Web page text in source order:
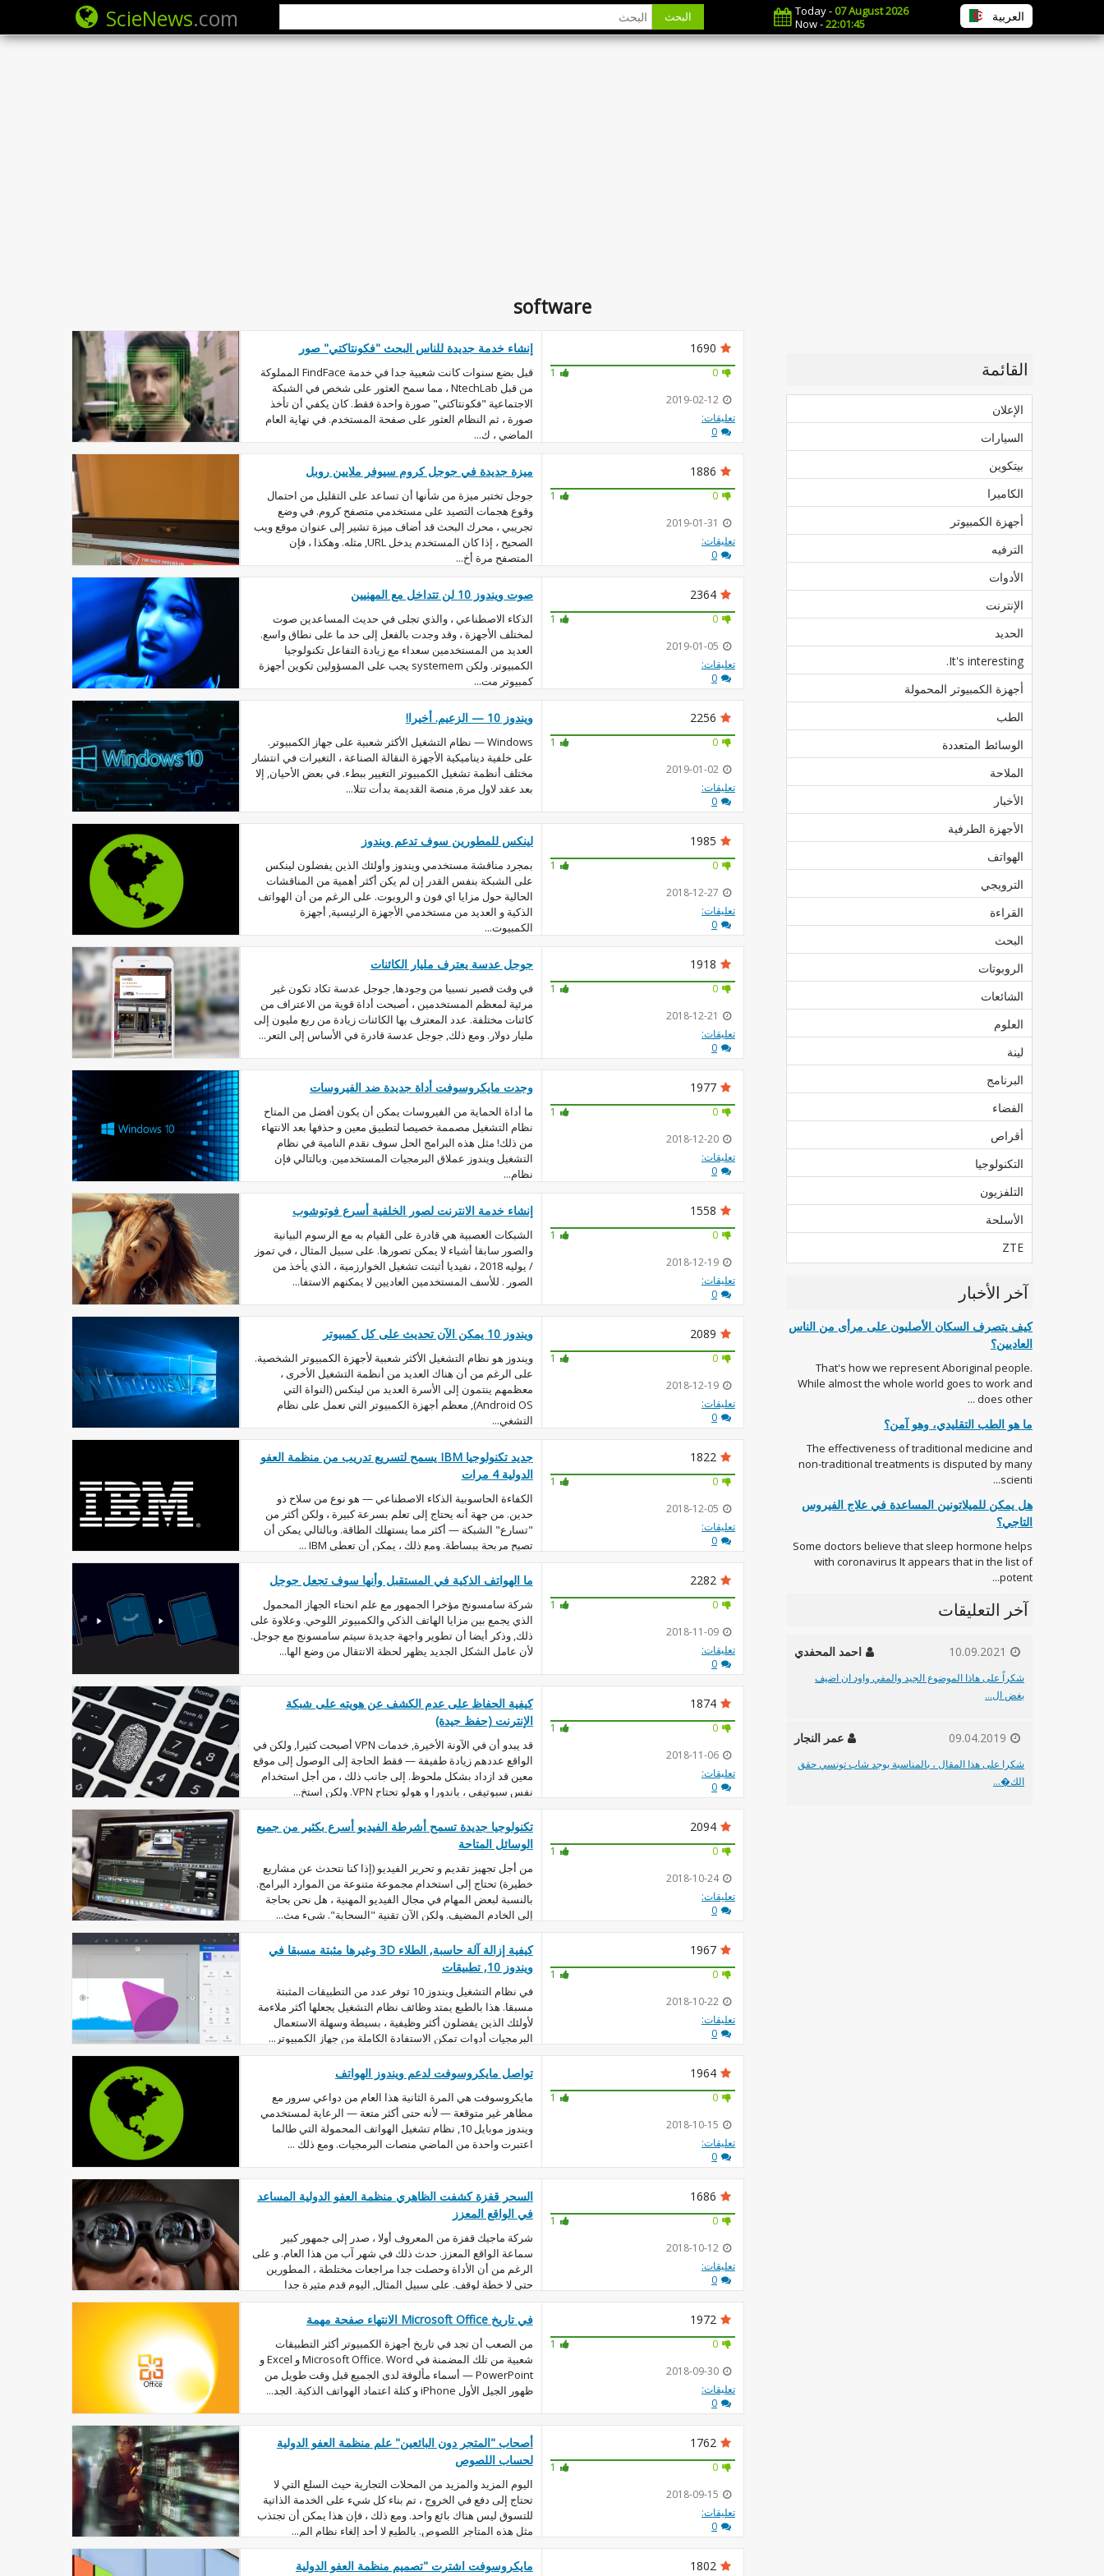
ScieNews.com البحث Today -07 August 2026
Now -22:01:46 العربية
software
إنشاء خدمة جديدة للناس البحث "فكونتاكتي" صور
قبل بضع سنوات كانت شعبية جدا في خدمة FindFace المملوكة
من قبل NtechLab ، مما سمح العثور على شخص في الشبكة
الاجتماعية "فكونتاكتي" صورة واحدة فقط. كان يكفي أن تأخذ
صورة ، ثم النظام العثور على صفحة المستخدم. في نهاية العام
الماضي ، ك...
1690
1
0
2019-02-12
تعليقات:
0
ميزة جديدة في جوجل كروم سيوفر ملايين روبل
جوجل تختبر ميزة من شأنها أن تساعد على التقليل من احتمال
وقوع هجمات التصيد على مستخدمي متصفح كروم. في وضع
تجريبي ، محرك البحث قد أضاف ميزة تشير إلى عنوان موقع ويب
الصحيح ، إذا كان المستخدم يدخل URL, مثله. وهكذا ، فإن
المتصفح مرة أخ...
1886
1
0
2019-01-31
تعليقات:
0
صوت ويندوز 10 لن تتداخل مع المهنيين
الذكاء الاصطناعي ، والذي تجلى في حديث المساعدين صوت
لمختلف الأجهزة ، وقد وجدت بالفعل إلى حد ما على نطاق واسع.
العديد من المستخدمين سعداء مع زيادة التفاعل تكنولوجيا
الكمبيوتر. ولكن systemem يجب على المسؤولين تكوين أجهزة
كمبيوتر مت...
2364
1
0
2019-01-05
تعليقات:
0
ويندوز 10 — الزعيم. أخيرا!
Windows — نظام التشغيل الأكثر شعبية على جهاز الكمبيوتر.
على خلفية ديناميكية الأجهزة النقالة الصناعة ، التغيرات في انتشار
مختلف أنظمة تشغيل الكمبيوتر التغيير ببطء. في بعض الأحيان, إلا
بعد عقد لاول مرة, منصة القديمة بدأت تتلا...
2256
1
0
2019-01-02
تعليقات:
0
لينكس للمطورين سوف تدعم ويندوز
بمجرد مناقشة مستخدمي ويندوز وأولئك الذين يفضلون لينكس
على الشبكة بنفس القدر إن لم يكن أكثر أهمية من المناقشات
الحالية حول مزايا اي فون و الروبوت. على الرغم من أن الهواتف
الذكية و العديد من مستخدمي الأجهزة الرئيسية, أجهزة
الكمبيوت...
1985
1
0
2018-12-27
تعليقات:
0
جوجل عدسة يعترف مليار الكائنات
في وقت قصير نسبيا من وجودها, جوجل عدسة تكاد تكون غير
مرئية لمعظم المستخدمين ، أصبحت أداة قوية من الاعتراف من
كائنات مختلفة. عدد المعترف بها الكائنات زيادة من ربع مليون إلى
مليار دولار. ومع ذلك, جوجل عدسة قادرة في الأساس إلى التعر...
1918
1
0
2018-12-21
تعليقات:
0
وجدت مايكروسوفت أداة جديدة ضد الفيروسات
ما أداة الحماية من الفيروسات يمكن أن يكون أفضل من المتاح
نظام التشغيل مصممة خصيصا لتطبيق معين و حذفها بعد الانتهاء
من ذلك! مثل هذه البرامج الحل سوف نقدم النامية في نظام
التشغيل ويندوز عملاق البرمجيات المستخدمين. وبالتالي فإن
نظام...
1977
1
0
2018-12-20
تعليقات:
0
إنشاء خدمة الانترنت لصور الخلفية أسرع فوتوشوب
الشبكات العصبية هي قادرة على القيام به مع الرسوم البيانية
والصور سابقا أشياء لا يمكن تصورها. على سبيل المثال ، في تموز
/ يوليه 2018 ، نفيديا أثبتت تشغيل الخوارزمية ، الذي يأخذ من
الصور . للأسف المستخدمين العاديين لا يمكنهم الاستفا...
1558
1
0
2018-12-19
تعليقات:
0
ويندوز 10 يمكن الآن تحديث على كل كمبيوتر
ويندوز هو نظام التشغيل الأكثر شعبية لأجهزة الكمبيوتر الشخصية.
على الرغم من أن هناك العديد من أنظمة التشغيل الأخرى ،
معظمهم ينتمون إلى الأسرة العديد من لينكس (النواة التي
Android OS), معظم أجهزة الكمبيوتر التي تعمل على نظام
التشغي...
2089
1
0
2018-12-19
تعليقات:
0
جديد تكنولوجيا IBM يسمح لتسريع تدريب من منظمة العفو
الدولية 4 مرات
الكفاءة الحاسوبية الذكاء الاصطناعي — هو نوع من سلاح ذو
حدين. من جهة أنه يحتاج إلى تعلم بسرعة كبيرة ، ولكن أكثر من
"تسارع" الشبكة — أكثر مما يستهلك الطاقة. وبالتالي يمكن أن
تصبح مربحة ببساطة. ومع ذلك ، يمكن أن تعطي IBM ...
1822
1
0
2018-12-05
تعليقات:
0
ما الهواتف الذكية في المستقبل وأنها سوف تجعل جوجل
شركة سامسونج مؤخرا الجمهور مع علم انحناء الجهاز المحمول
الذي يجمع بين مزايا الهاتف الذكي والكمبيوتر اللوحي. وعلاوة على
ذلك, وذكر أيضا أن تطوير واجهة جديدة سيتم سامسونج مع جوجل.
لأن عامل الشكل الجديد يظهر لحظة الانتقال من وضع الها...
2282
1
0
2018-11-09
تعليقات:
0
كيفية الحفاظ على عدم الكشف عن هويته على شبكة
الإنترنت (حفظ جيدة)
قد يبدو أن في الآونة الأخيرة, خدمات VPN أصبحت كثيرا, ولكن في
الواقع عددهم زيادة طفيفة — فقط الحاجة إلى الوصول إلى موقع
معين قد ازداد بشكل ملحوظ. إلى جانب ذلك ، من أجل استخدام
نفس سبوتيفي ، باندورا و هولو تحتاج VPN. ولكن استخ...
1874
1
0
2018-11-06
تعليقات:
0
تكنولوجيا جديدة تسمح أشرطة الفيديو أسرع بكثير من جميع
الوسائل المتاحة
من أجل تجهيز تقديم و تحرير الفيديو (إذا كنا نتحدث عن مشاريع
خطيرة) تحتاج إلى استخدام مجموعة متنوعة من الموارد البرامج.
بالنسبة لبعض المهام في مجال الفيديو المهنية ، هل نحن بحاجة
إلى الخادم المضيف. ولكن الآن تقنية "السحابة". شيء مث...
2094
1
0
2018-10-24
تعليقات:
0
كيفية إزالة آلة حاسبة, الطلاء 3D وغيرها مثبتة مسبقا في
ويندوز 10, تطبيقات
في نظام التشغيل ويندوز 10 توفر عدد من التطبيقات المثبتة
مسبقا. هذا بالطبع يمتد وظائف نظام التشغيل يجعلها أكثر ملاءمة
لأولئك الذين يفضلون أكثر وظيفية ، بسيطة وسهلة الاستعمال
البرمجيات أدوات تمكن الاستفادة الكاملة من جهاز الكمبيوتر...
1967
1
0
2018-10-22
تعليقات:
0
تواصل مايكروسوفت لدعم ويندوز الهواتف
مايكروسوفت هي المرة الثانية هذا العام من دواعي سرور مع
مظاهر غير متوقعة — لأنه حتى أكثر متعة — الرعاية لمستخدمي
ويندوز موبايل 10, نظام تشغيل الهواتف المحمولة التي طالما
اعتبرت واحدة من الماضي منصات البرمجيات. ومع ذلك ...
1964
1
0
2018-10-15
تعليقات:
0
السحر قفزة كشفت الظاهري منظمة العفو الدولية المساعد
في الواقع المعزز
شركة ماجيك قفزة من المعروف أولا ، صدر إلى جمهور كبير
سماعة الواقع المعزز. حدث ذلك في شهر آب من هذا العام. و على
الرغم من أن الأداة وحصلت جدا مراجعات مختلطة ، المطورين
حتى لا خطة لوقف. على سبيل المثال, اليوم قدم مثيرة جدا
للاهتمام ...
1686
1
0
2018-10-12
تعليقات:
0
في تاريخ Microsoft Office الانتهاء صفحة مهمة
من الصعب أن تجد في تاريخ أجهزة الكمبيوتر أكثر التطبيقات
شعبية من تلك المضمنة في Microsoft Office. Word و Excel و
PowerPoint — أسماء مألوفة لدى الجميع قبل وقت طويل من
ظهور الجيل الأول iPhone و كتلة اعتماد الهواتف الذكية. الجد...
1972
1
0
2018-09-30
تعليقات:
0
أصحاب "المتجر دون البائعين" علم منظمة العفو الدولية
لحساب اللصوص
اليوم المزيد والمزيد من المحلات التجارية حيث السلع التي لا
تحتاج إلى دفع في الخروج ، تم بناء كل شيء على الخدمة الذاتية
للتسوق ليس هناك بائع واحد. ومع ذلك ، فإن هذا يمكن أن تجتذب
مثل هذه المتاجر اللصوص. بالطبع لا أحد إلغاء نظام الم...
1762
1
0
2018-09-15
تعليقات:
0
مايكروسوفت اشترت "تصميم منظمة العفو الدولية
1802
القائمة
الإعلان
السيارات
بيتكوين
الكاميرا
أجهزة الكمبيوتر
الترفيه
الأدوات
الإنترنت
الحديد
It's interesting.
أجهزة الكمبيوتر المحمولة
الطب
الوسائط المتعددة
الملاحة
الأخبار
الأجهزة الطرفية
الهواتف
الترويجي
القراءة
البحث
الروبوتات
الشائعات
العلوم
لينة
البرنامج
الفضاء
أقراص
التكنولوجيا
التلفزيون
الأسلحة
ZTE
آخر الأخبار
كيف يتصرف السكان الأصليون على مرأى من الناس
العاديين؟
That's how we represent Aboriginal people.
While almost the whole world goes to work and
does other ...
ما هو الطب التقليدي، وهو آمن؟
The effectiveness of traditional medicine and
non-traditional treatments is disputed by many
scienti...
هل يمكن للميلاتونين المساعدة في علاج الفيروس
التاجي؟
Some doctors believe that sleep hormone helps
with coronavirus It appears that in the list of
potent...
آخر التعليقات
احمد المحفدي 10.09.2021
شكراً على هاذا الموضوع الجيد والمفي واود ان اضيف
بغض ال...
عمر النجار 09.04.2019
شكرا على هذا المقال ، بالمناسبة يوجد شاب تونسي حقق
الك�...